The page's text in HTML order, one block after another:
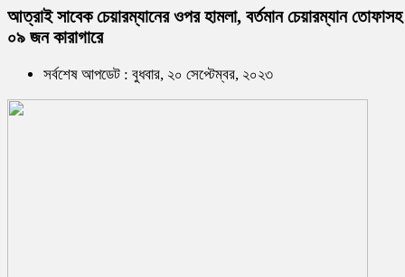
আত্রাই সাবেক চেয়ারম্যানের ওপর হামলা, বর্তমান চেয়ারম্যান তোফাসহ
০৯ জন কারাগারে
সর্বশেষ আপডেট : বুধবার, ২০ সেপ্টেম্বর, ২০২৩